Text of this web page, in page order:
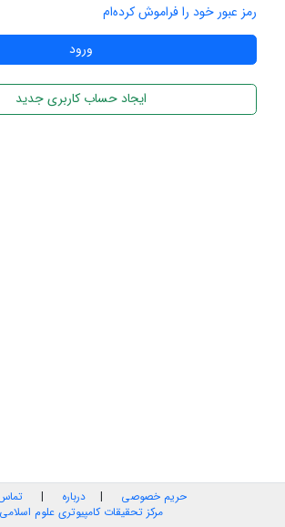
رمز عبور خود را فراموش کرده‌ام
ایجاد حساب کاربری جدید
حریم خصوصی | درباره |
مرکز تحقیقات کامپیوتری علوم اسلامی